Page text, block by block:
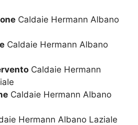
Caldaie Hermann Albano
Caldaie Hermann Albano
Caldaie Hermann
Caldaie Hermann Albano
Hermann Albano Laziale